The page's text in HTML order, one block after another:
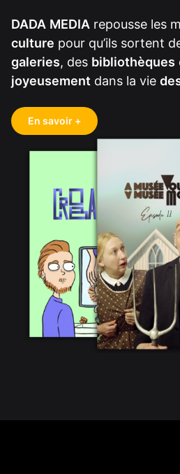
DADA MEDIA repousse les
culture pour qu’ils sortent
galeries, des bibliothèques
joyeusement dans la vie
En savoir +